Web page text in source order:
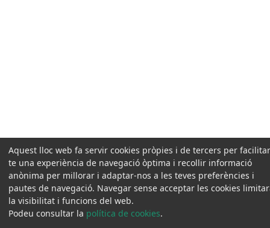
Aquest lloc web fa servir cookies pròpies i de tercers per
te una experiència de navegació òptima i recollir informació
anònima per millorar i adaptar-nos a les teves preferències i
pautes de navegació. Navegar sense acceptar les cookies
la visibilitat i funcions del web.
Podeu consultar la política de cookies.